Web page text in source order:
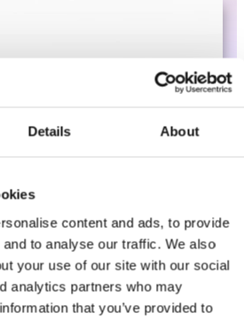
Details About
content and ads, to provide
to analyse our traffic. We also
your use of our site with our social
analytics partners who may
that you’ve provided to